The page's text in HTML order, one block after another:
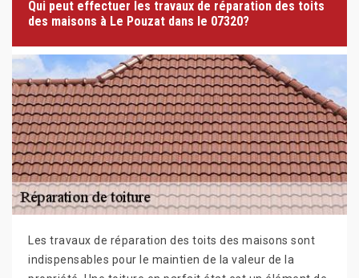
Qui peut effectuer les travaux de réparation des toits
des maisons à Le Pouzat dans le 07320?
Les travaux de réparation des toits des maisons sont
indispensables pour le maintien de la valeur de la